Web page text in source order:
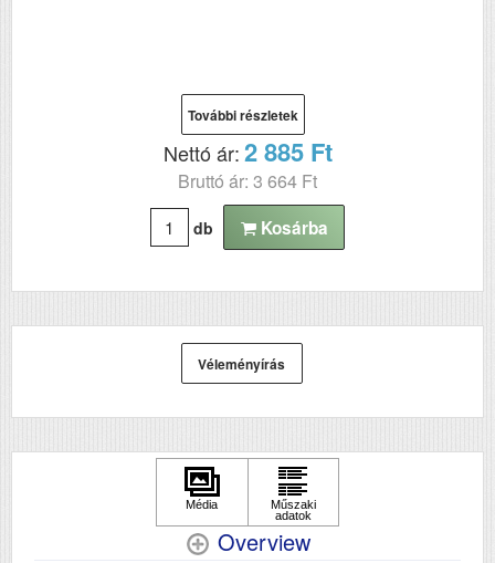
További részletek
Nettó ár:2 885 Ft
Bruttó ár: 3 664 Ft
db Kosárba
Véleményírás
Overview